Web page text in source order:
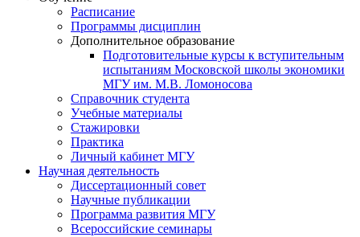
Расписание
Программы дисциплин
Дополнительное образование
Подготовительные курсы к вступительным
испытаниям Московской школы экономики
МГУ им. М.В. Ломоносова
Справочник студента
Учебные материалы
Стажировки
Практика
Личный кабинет МГУ
Научная деятельность
Диссертационный совет
Научные публикации
Программа развития МГУ
Всероссийские семинары